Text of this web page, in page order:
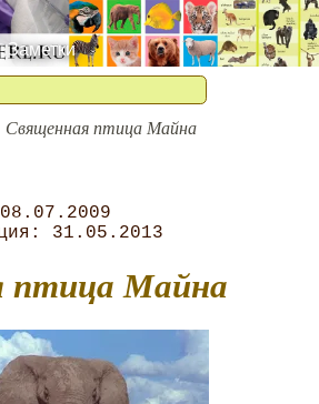
Заметки
Священная птица Майна
08.07.2009
31.05.2013
птица Майна